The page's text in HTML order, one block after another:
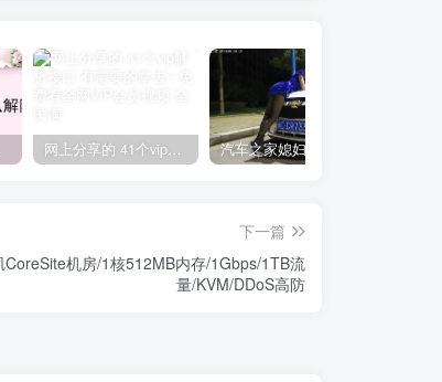
网上分享的 41个vip解析接口 有需要的拿去~ 免费看全网VIP会员视频
下一篇
CoreSite机房/1核512MB内存/1Gbps/1TB流
量/KVM/DDoS高防